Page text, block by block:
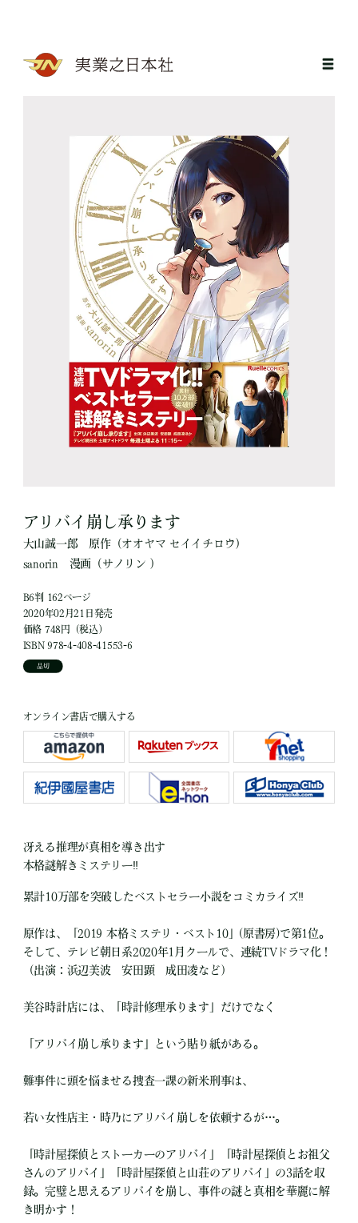
アリバイ崩し承ります
大山誠一郎 原作（オオヤマ セイイチロウ）
sanorin
漫画 （サノリン ）
B6判 162ページ
2020年02月21日発売
価格 748円（税込）
ISBN 978-4-408-41553-6
品切
オンライン書店で購入する
冴える推理が真相を導き出す
本格謎解きミステリー‼
累計10万部を突破したベストセラー小説をコミカライズ‼
原作は、「2019 本格ミステリ・ベスト10」(原書房)で第1位。
そして、テレビ朝日系2020年1月クールで、連続TVドラマ化！
（出演：浜辺美波 安田顕 成田凌など）
美谷時計店には、「時計修理承ります」だけでなく
「アリバイ崩し承ります」という貼り紙がある。
難事件に頭を悩ませる捜査一課の新米刑事は、
若い女性店主・時乃にアリバイ崩しを依頼するが…。
「時計屋探偵とストーカーのアリバイ」「時計屋探偵とお祖父
さんのアリバイ」「時計屋探偵と山荘のアリバイ」の3話を収
録。完璧と思えるアリバイを崩し、事件の謎と真相を華麗に解
き明かす！